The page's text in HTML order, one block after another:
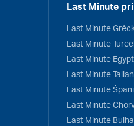
Last Minute
Last Minute
Last Minute
Last Minute Egypt
Last Minute
Last Minute
Last Minute
Last Minute